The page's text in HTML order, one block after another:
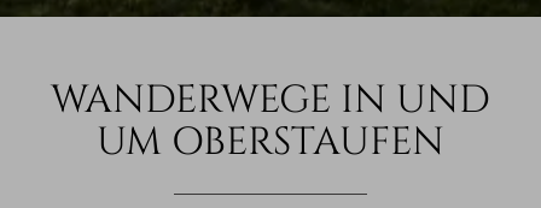
WANDERWEGE IN UND
UM OBERSTAUFEN